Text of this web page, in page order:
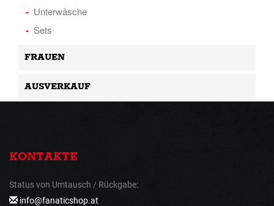
Unterwäsche
Sets
FRAUEN
AUSVERKAUF
KONTAKTE
Status von Umtausch / Rückgabe:
info@fanaticshop.at